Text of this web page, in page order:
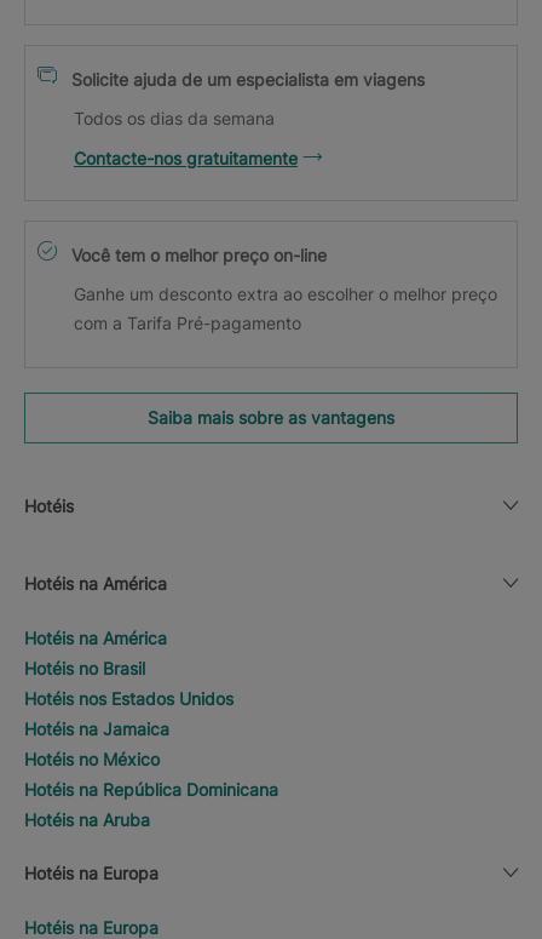
Solicite ajuda de um especialista em viagens
Todos os dias da semana
Contacte-nos gratuitamente
Você tem o melhor preço on-line
Ganhe um desconto extra ao escolher o melhor preço
com a Tarifa Pré-pagamento
Saiba mais sobre as vantagens
Hotéis
Hotéis na América
Hotéis na América
Hotéis no Brasil
Hotéis nos Estados Unidos
Hotéis na Jamaica
Hotéis no México
Hotéis na República Dominicana
Hotéis na Aruba
Hotéis na Europa
Hotéis na Europa